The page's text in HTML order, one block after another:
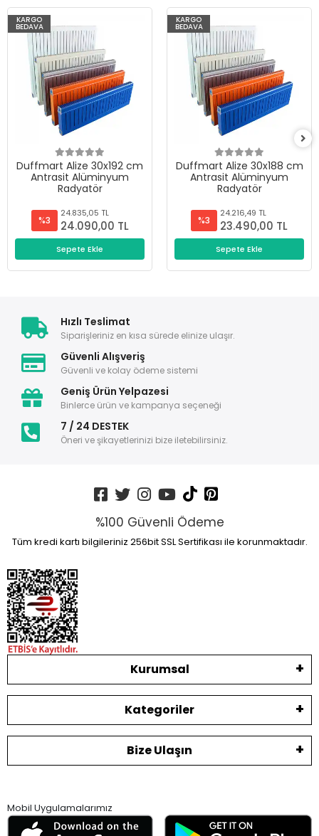
KARGO
BEDAVA
Duffmart Alize 30x192 cm
Antrasit Alüminyum
Radyatör
%3
24.835,05 TL
24.090,00 TL
Sepete Ekle
KARGO
BEDAVA
Duffmart Alize 30x188 cm
Antrasit Alüminyum
Radyatör
%3
24.216,49 TL
23.490,00 TL
Sepete Ekle
Hızlı Teslimat
Siparişleriniz en kısa sürede elinize ulaşır.
Güvenli Alışveriş
Güvenli ve kolay ödeme sistemi
Geniş Ürün Yelpazesi
Binlerce ürün ve kampanya seçeneği
7 / 24 DESTEK
Öneri ve şikayetlerinizi bize iletebilirsiniz.
%100 Güvenli Ödeme
Tüm kredi kartı bilgileriniz 256bit SSL Sertifikası ile korunmaktadır.
Kurumsal
Kategoriler
Bize Ulaşın
Mobil Uygulamalarımız